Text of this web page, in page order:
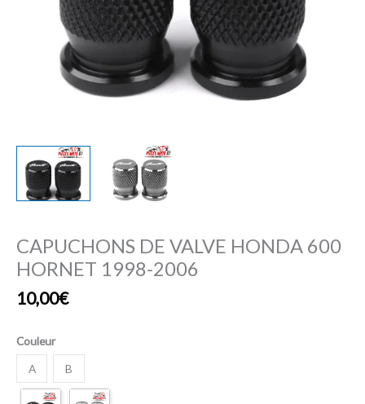
CAPUCHONS DE VALVE HONDA 600
HORNET 1998-2006
10,00€
Couleur
A
B